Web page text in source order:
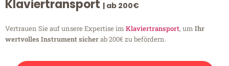
Klaviertransport | ab 200€
Vertrauen Sie auf unsere Expertise im Klaviertransport, um Ihr
wertvolles Instrument sicherab 200€ zu befördern.